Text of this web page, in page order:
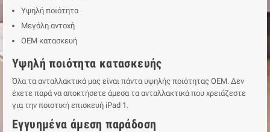
Υψηλή ποιότητα
Μεγάλη αντοχή
ΟΕΜ κατασκευή
Υψηλή ποιότητα κατασκευής
Όλα τα ανταλλακτικά μας είναι πάντα υψηλής ποιότητας ΟΕΜ. Δεν
έχετε παρά να αποκτήσετε άμεσα τα ανταλλακτικά που χρειάζεστε
για την ποιοτική επισκευή iPad 1.
Εγγυημένα άμεση παράδοση